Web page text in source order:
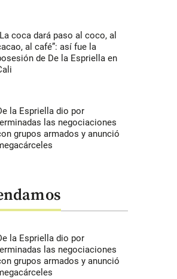
coca dará paso al coco, al
al café”: así fue la
de De la Espriella en
la Espriella dio por
las negociaciones
grupos armados y anunció
la Espriella dio por
las negociaciones
grupos armados y anunció